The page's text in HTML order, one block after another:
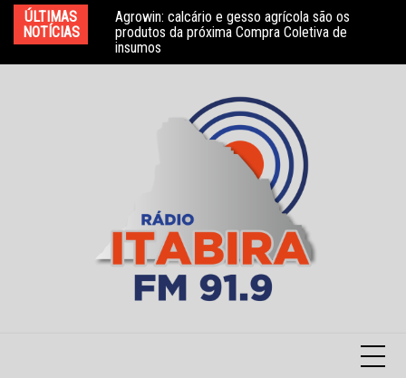
para
conteúdo
ÚLTIMAS
NOTÍCIAS
Agrowin: calcário e gesso agrícola são os
produtos da próxima Compra Coletiva de
insumos
Novo convênio com a Associação Nosso Lar
garante atendimento a crianças com TEA